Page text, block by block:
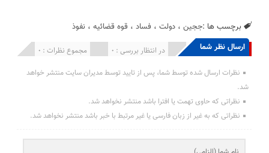
برچسب ها :ججین ،دولت ، فساد ، قوه قضائیه ، نفوذ
ارسال نظر شما مجموع نظرات : 0 در انتظار بررسی : 0 انتشار یافته : 0
نظرات ارسال شده توسط شما، پس از تایید توسط مدیران سایت منتشر خواهد
شد.
نظراتی که حاوی تهمت یا افترا باشد منتشر نخواهد شد.
نظراتی که به غیر از زبان فارسی یا غیر مرتبط با خبر باشد منتشر نخواهد شد.